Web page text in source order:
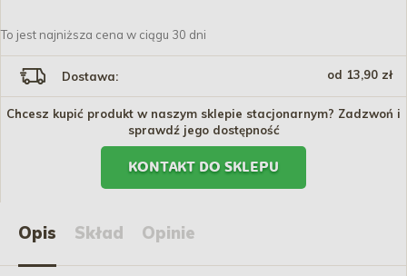
To jest najniższa cena w ciągu 30 dni
Dostawa: od 13,90 zł
Chcesz kupić produkt w naszym sklepie stacjonarnym? Zadzwoń i
sprawdź jego dostępność
KONTAKT DO SKLEPU
Opis Skład Opinie